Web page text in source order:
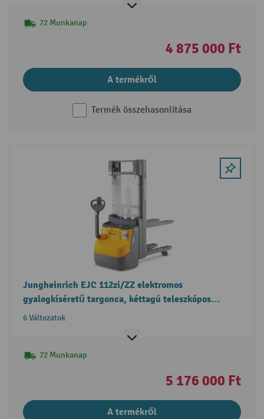
72 Munkanap
4 875 000 Ft
A termékről
Termék összehasonlítása
Jungheinrich EJC 112zi/ZZ elektromos
gyalogkíséretű targonca, kéttagú teleszkópos
emelőoszlop, szabademeléssel
6 Változatok
72 Munkanap
5 176 000 Ft
A termékről